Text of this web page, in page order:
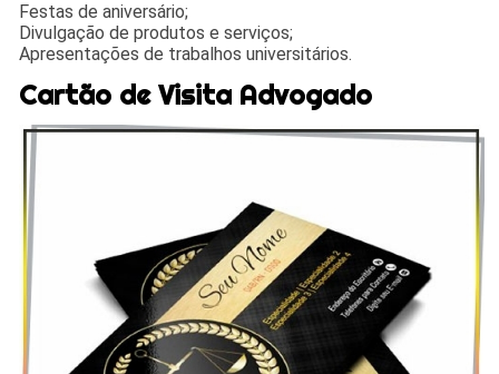
Festas de aniversário;
Divulgação de produtos e serviços;
Apresentações de trabalhos universitários.
Cartão de Visita Advogado